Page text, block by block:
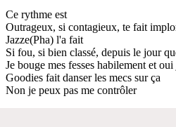
Ce rythme est
Outrageux, si contagieux, te fait
Jazze(Pha) l'a fait
Si fou, si bien classé, depuis le jour
Je bouge mes fesses habilement et
Goodies fait danser les mecs sur ça
Non je peux pas me contrôler